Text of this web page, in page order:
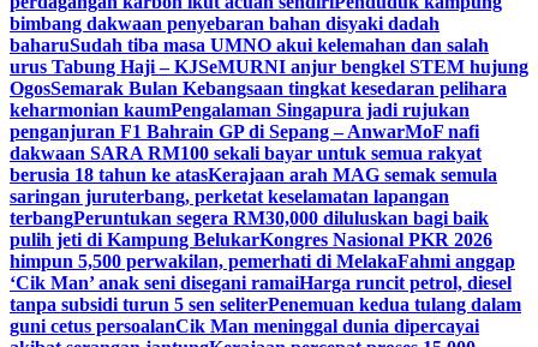
bimbang dakwaan penyebaran bahan disyaki dadah
baharuSudah tiba masa UMNO akui kelemahan dan salah
urus Tabung Haji – KJSeMURNI anjur bengkel STEM hujung
OgosSemarak Bulan Kebangsaan tingkat kesedaran pelihara
keharmonian kaumPengalaman Singapura jadi rujukan
penganjuran F1 Bahrain GP di Sepang – AnwarMoF nafi
dakwaan SARA RM100 sekali bayar untuk semua rakyat
berusia 18 tahun ke atasKerajaan arah MAG semak semula
saringan juruterbang, perketat keselamatan lapangan
terbangPeruntukan segera RM30,000 diluluskan bagi baik
pulih jeti di Kampung BelukarKongres Nasional PKR 2026
himpun 5,500 perwakilan, pemerhati di MelakaFahmi anggap
‘Cik Man’ anak seni disegani ramaiHarga runcit petrol, diesel
tanpa subsidi turun 5 sen seliterPenemuan kedua tulang dalam
guni cetus persoalanCik Man meninggal dunia dipercayai